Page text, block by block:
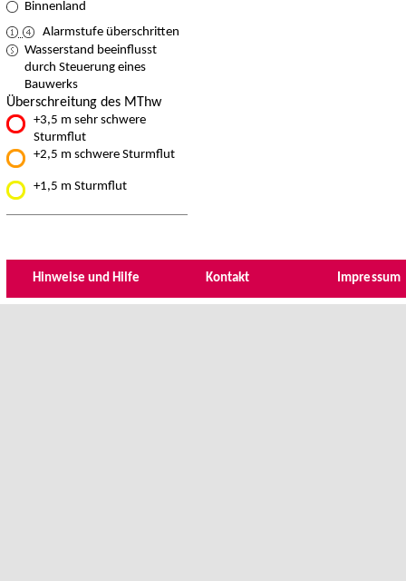
Binnenland
Alarmstufe überschritten
Wasserstand beeinflusst
durch Steuerung eines
Bauwerks
Überschreitung des MThw
+3,5 m sehr schwere
Sturmflut
+2,5 m schwere Sturmflut
+1,5 m Sturmflut
Hinweise und Hilfe Kontakt Impressum